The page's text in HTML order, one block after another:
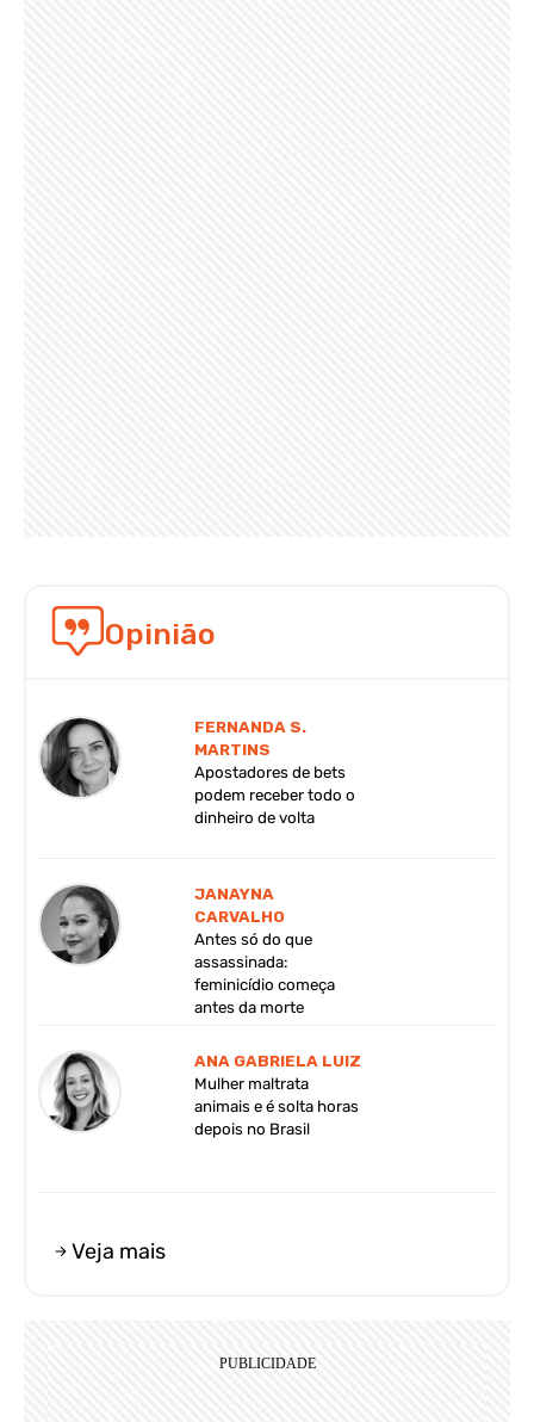
Opinião
FERNANDA S.
MARTINS
Apostadores de bets
podem receber todo o
dinheiro de volta
JANAYNA
CARVALHO
Antes só do que
assassinada:
feminicídio começa
antes da morte
ANA GABRIELA LUIZ
Mulher maltrata
animais e é solta horas
depois no Brasil
Veja mais